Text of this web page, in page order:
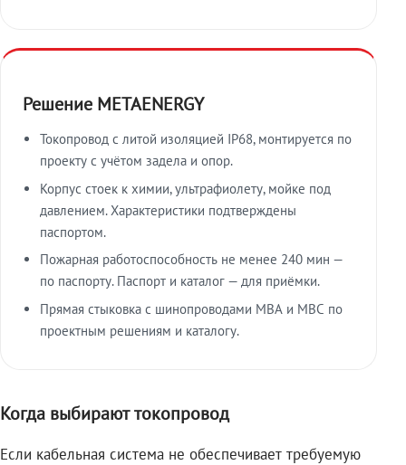
Решение METAENERGY
Токопровод с литой изоляцией IP68, монтируется по
проекту с учётом задела и опор.
Корпус стоек к химии, ультрафиолету, мойке под
давлением. Характеристики подтверждены
паспортом.
Пожарная работоспособность не менее 240 мин —
по паспорту. Паспорт и каталог — для приёмки.
Прямая стыковка с шинопроводами МВА и МВС по
проектным решениям и каталогу.
Когда выбирают токопровод
Если кабельная система не обеспечивает требуемую